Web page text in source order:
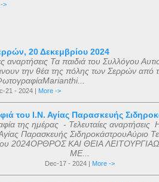
>
20 Δεκεμβρίου 2024
αναρτήσεις Τα παιδιά του Συλλόγου
την θέα της πόλης των Σερρών από
21 - 2024 | More ->
του Ι.Ν. Αγίας Παρασκευής
της ημέρας - Τελευταίες αναρτήσεις
Παρασκευής ΣιδηροκάστρουΑύριο
2024ΟΡΘΡΟΣ ΚΑΙ ΘΕΙΑ
ΜΕ...
Dec-17 - 2024 | More ->